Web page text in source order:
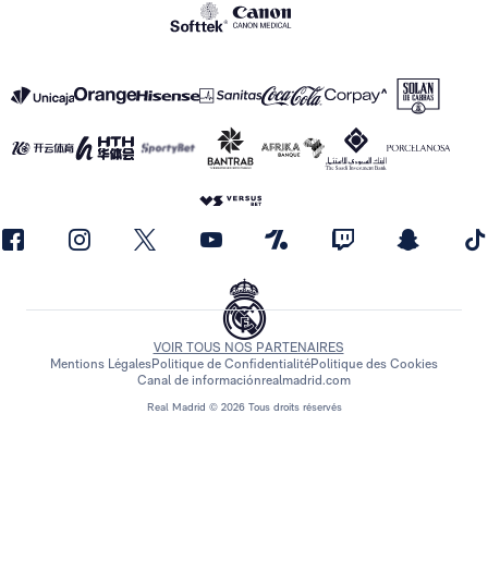
Real Madrid © 2026 Tous droits réservés
VOIR TOUS NOS PARTENAIRES
Mentions LégalesPolitique de ConfidentialitéPolitique des Cookies
Canal de informaciónrealmadrid.com